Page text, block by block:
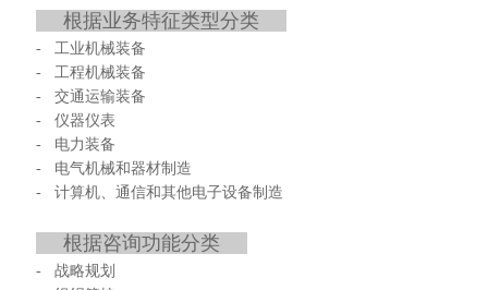
根据业务特征类型分类
- 工业机械装备
- 工程机械装备
- 交通运输装备
- 仪器仪表
- 电力装备
- 电气机械和器材制造
- 计算机、通信和其他电子设备制造
根据咨询功能分类
- 战略规划